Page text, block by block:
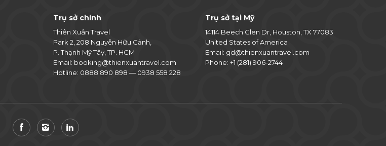
Trụ sở chính
Thiên Xuân Travel
Park 2, 208 Nguyễn Hữu Cảnh,
P. Thạnh Mỹ Tây, TP. HCM
Email: booking@thienxuantravel.com
Hotline: 0888 890 898 — 0938 558 228
Trụ sở tại Mỹ
14114 Beech Glen Dr, Houston, TX 77083
United States of America
Email: gd@thienxuantravel.com
Phone: +1 (281) 906-2744